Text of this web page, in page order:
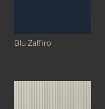
Blu Zaffiro